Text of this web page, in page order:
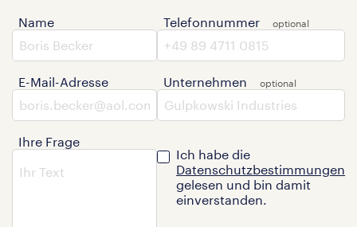
Name
E-Mail-Adresse
Ihre Frage
Telefonnummer
Unternehmen
Ich habe die
Datenschutzbestimmungen
gelesen und bin damit
einverstanden.